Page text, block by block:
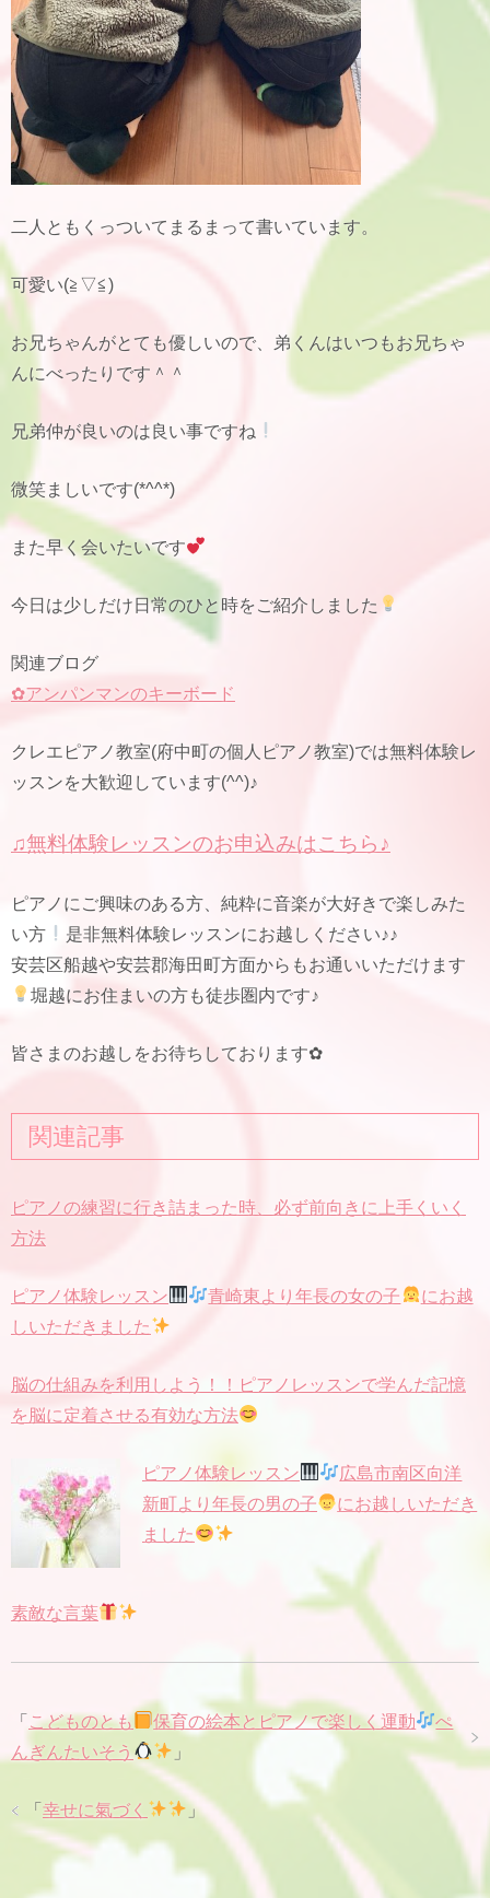
二人ともくっついてまるまって書いています。
可愛い(≧▽≦)
お兄ちゃんがとても優しいので、弟くんはいつもお兄ちゃ
んにべったりです＾＾
兄弟仲が良いのは良い事ですね
微笑ましいです(*^^*)
また早く会いたいです
今日は少しだけ日常のひと時をご紹介しました
関連ブログ
✿アンパンマンのキーボード
クレエピアノ教室(府中町の個人ピアノ教室)では無料体験レ
ッスンを大歓迎しています(^^)♪
♫無料体験レッスンのお申込みはこちら♪
ピアノにご興味のある方、純粋に音楽が大好きで楽しみた
い方
是非無料体験レッスンにお越しください♪♪
安芸区船越や安芸郡海田町方面からもお通いいただけます
堀越にお住まいの方も徒歩圏内です♪
皆さまのお越しをお待ちしております✿
関連記事
ピアノの練習に行き詰まった時、必ず前向きに上手くいく
方法
ピアノ体験レッスン 青崎東より年長の女の子
にお越
しいただきました
脳の仕組みを利用しよう！！ピアノレッスンで学んだ記憶
を脳に定着させる有効な方法
ピアノ体験レッスン
広島市南区向洋
新町より年長の男の子
にお越しいただき
ました
素敵な言葉
「 こどものとも 保育の絵本とピアノで楽しく運動
ぺ
んぎんたいそう
」
「 幸せに氣づく 」